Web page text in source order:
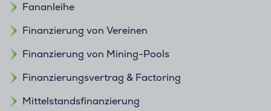
Fananleihe
Finanzierung von Vereinen
Finanzierung von Mining-Pools
Finanzierungsvertrag & Factoring
Mittelstandsfinanzierung